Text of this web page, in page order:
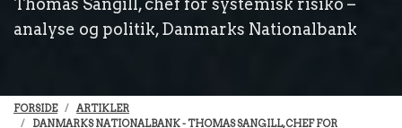
analyse og politik, Danmarks Nationalbank
FORSIDE
ARTIKLER
DANMARKS NATIONALBANK - THOMAS SANGILL, CHEF FOR